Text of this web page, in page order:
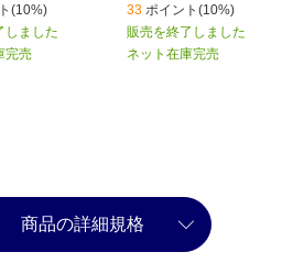
(10%)
しました
完売
33 ポイント(10%)
販売を終了しました
ネット在庫完売
商品の詳細規格